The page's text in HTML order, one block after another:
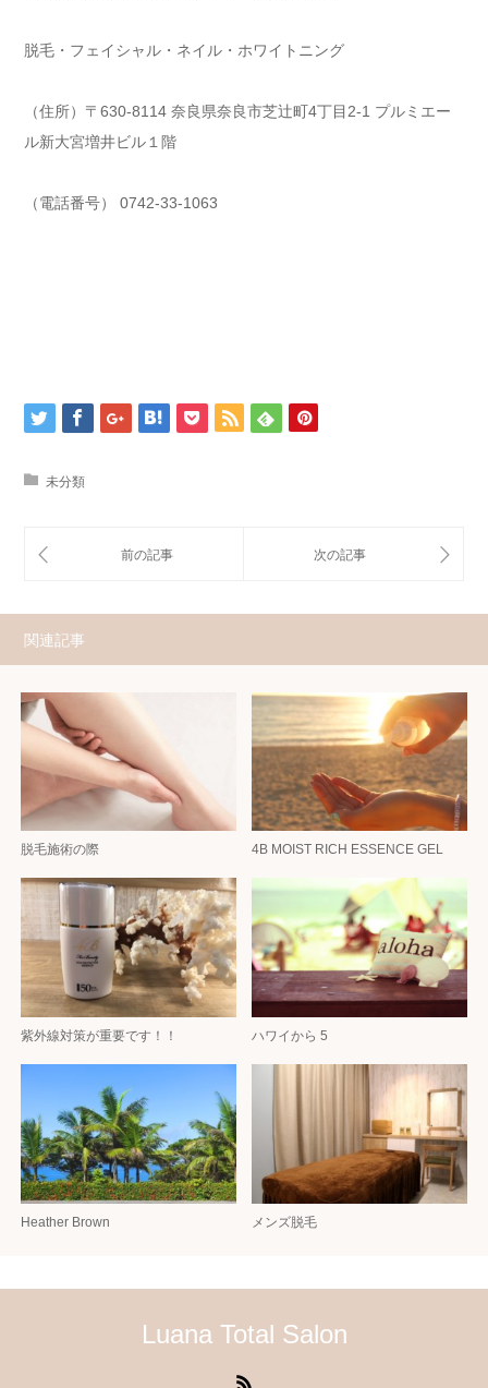
脱毛・フェイシャル・ネイル・ホワイトニング
（住所）〒630-8114 奈良県奈良市芝辻町4丁目2-1 プルミエー
ル新大宮増井ビル１階
（電話番号） 0742-33-1063
未分類
関連記事
脱毛施術の際 4B MOIST RICH ESSENCE GEL
紫外線対策が重要です！！ ハワイから 5
Heather Brown メンズ脱毛
Luana Total Salon